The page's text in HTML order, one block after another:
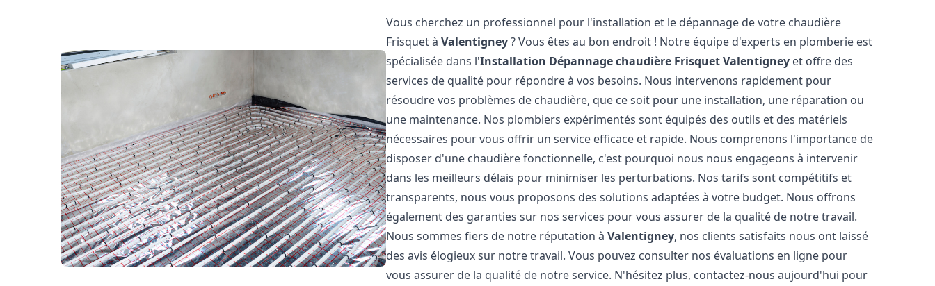
Vous cherchez un professionnel pour l'installation et le dépannage de votre chaudière
Frisquet àValentigney? Vous êtes au bon endroit ! Notre équipe d'experts en plomberie est
spécialisée dans l'Installation Dépannage chaudière FrisquetValentigney et offre des
services de qualité pour répondre à vos besoins. Nous intervenons rapidement pour
résoudre vos problèmes de chaudière, que ce soit pour une installation, une réparation ou
une maintenance. Nos plombiers expérimentés sont équipés des outils et des matériels
nécessaires pour vous offrir un service efficace et rapide. Nous comprenons l'importance de
disposer d'une chaudière fonctionnelle, c'est pourquoi nous nous engageons à intervenir
dans les meilleurs délais pour minimiser les perturbations. Nos tarifs sont compétitifs et
transparents, nous vous proposons des solutions adaptées à votre budget. Nous offrons
également des garanties sur nos services pour vous assurer de la qualité de notre travail.
Nous sommes fiers de notre réputation àValentigney, nos clients satisfaits nous ont laissé
des avis élogieux sur notre travail. Vous pouvez consulter nos évaluations en ligne pour
vous assurer de la qualité de notre service. N'hésitez plus, contactez-nous aujourd'hui pour